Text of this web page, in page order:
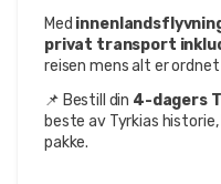
Med
privat transport
reisen mens alt er
📌 Bestill din 4-dagers
beste av Tyrkias
pakke.